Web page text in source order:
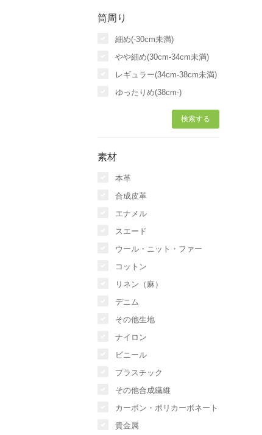
筒周り
細め(-30cm未満)
やや細め(30cm-34cm未満)
レギュラー(34cm-38cm未満)
ゆったりめ(38cm-)
素材
本革
合成皮革
エナメル
スエード
ウール・ニット・ファー
コットン
リネン（麻）
デニム
その他生地
ナイロン
ビニール
プラスチック
その他合成繊維
カーボン・ポリカーボネート
貴金属